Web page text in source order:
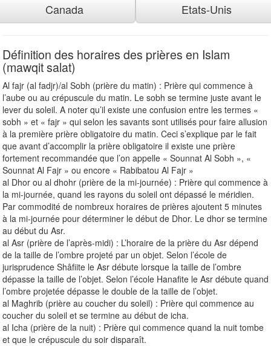
Canada
Etats-Unis
Définition des horaires des prières en Islam
(mawqit salat)
Al fajr (al fadjr)/al Sobh (prière du matin) : Prière qui commence à
l’aube ou au crépuscule du matin. Le sobh se termine juste avant le
lever du soleil. A noter qu’il existe une confusion entre les termes «
sobh » et « fajr » qui selon les savants sont utilisés pour faire allusion
à la première prière obligatoire du matin. Ceci s’explique par le fait
que avant d’accomplir la prière obligatoire il existe une prière
fortement recommandée que l’on appelle « Sounnat Al Sobh », «
Sounnat Al Fajr » ou encore « Rabibatou Al Fajr »
al Dhor ou al dhohr (prière de la mi-journée) : Prière qui commence à
la mi-journée, quand les rayons du soleil ont dépassé le méridien.
Par commodité de nombreux horaires de prières ajoutent 5 minutes
à la mi-journée pour déterminer le début de Dhor. Le dhor se termine
au début du Asr.
al Asr (prière de l’après-midi) : L’horaire de la prière du Asr dépend
de la taille de l’ombre projeté par un objet. Selon l’école de
jurisprudence Shâfiite le Asr débute lorsque la taille de l’ombre
dépasse la taille de l’objet. Selon l’école Hanafite le Asr débute quand
l’ombre projetée dépasse le double de la taille de l’objet.
al Maghrib (prière au coucher du soleil) : Prière qui commence au
coucher du soleil et se termine au début de icha.
al Icha (prière de la nuit) : Prière qui commence quand la nuit tombe
et que le crépuscule du soir disparaît.